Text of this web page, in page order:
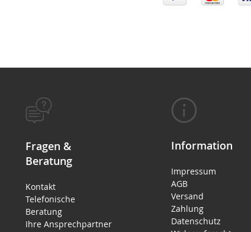
Fragen &
Beratung
Kontakt
Telefonische
Beratung
Ihre Ansprechpartner
Information
Impressum
AGB
Versand
Zahlung
Datenschutz